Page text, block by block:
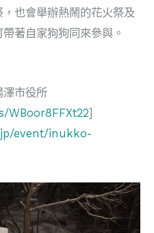
也會舉辦熱鬧的花火祭及
著自家狗狗同來參與。
澤市役所
WBoor8FFXt22]
event/inukko-